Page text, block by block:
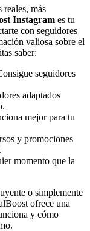
reales, más
Instagram es tu
con seguidores
valiosa sobre el
saber:
seguidores
adaptados
mejor para tu
y promociones
momento que la
o simplemente
ofrece una
y cómo